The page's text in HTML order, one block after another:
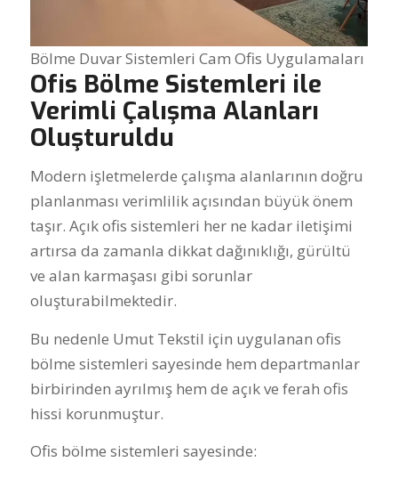
Bölme Duvar Sistemleri Cam Ofis Uygulamaları
Ofis Bölme Sistemleri ile
Verimli Çalışma Alanları
Oluşturuldu
Modern işletmelerde çalışma alanlarının doğru
planlanması verimlilik açısından büyük önem
taşır. Açık ofis sistemleri her ne kadar iletişimi
artırsa da zamanla dikkat dağınıklığı, gürültü
ve alan karmaşası gibi sorunlar
oluşturabilmektedir.
Bu nedenle Umut Tekstil için uygulanan ofis
bölme sistemleri sayesinde hem departmanlar
birbirinden ayrılmış hem de açık ve ferah ofis
hissi korunmuştur.
Ofis bölme sistemleri sayesinde: